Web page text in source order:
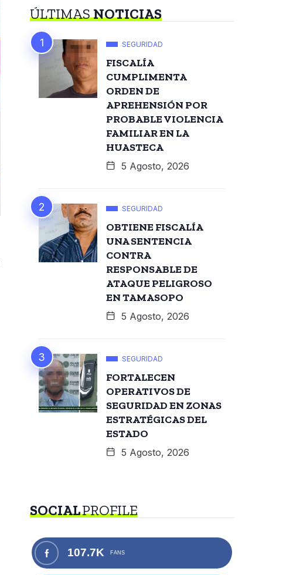
ÚLTIMASNOTICIAS
SEGURIDAD
FISCALÍA
CUMPLIMENTA
ORDEN DE
APREHENSIÓN POR
PROBABLE VIOLENCIA
FAMILIAR EN LA
HUASTECA
5 Agosto, 2026
SEGURIDAD
OBTIENE FISCALÍA
UNA SENTENCIA
CONTRA
RESPONSABLE DE
ATAQUE PELIGROSO
EN TAMASOPO
5 Agosto, 2026
SEGURIDAD
FORTALECEN
OPERATIVOS DE
SEGURIDAD EN ZONAS
ESTRATÉGICAS DEL
ESTADO
5 Agosto, 2026
SOCIALPROFILE
107.7K FANS